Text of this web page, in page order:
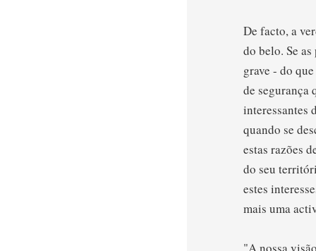
De facto, a
do belo. Se
grave - do
de segurança
interessantes
quando se
estas razões
do seu
estes
mais uma